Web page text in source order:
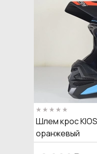
Шлем крос
оранжевый